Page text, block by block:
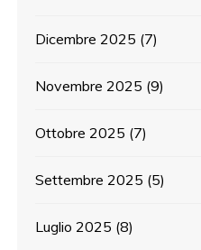
Dicembre 2025 (7)
Novembre 2025 (9)
Ottobre 2025 (7)
Settembre 2025 (5)
Luglio 2025 (8)